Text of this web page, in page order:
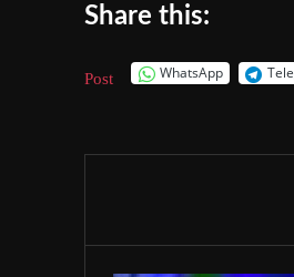
Share this:
Post WhatsApp